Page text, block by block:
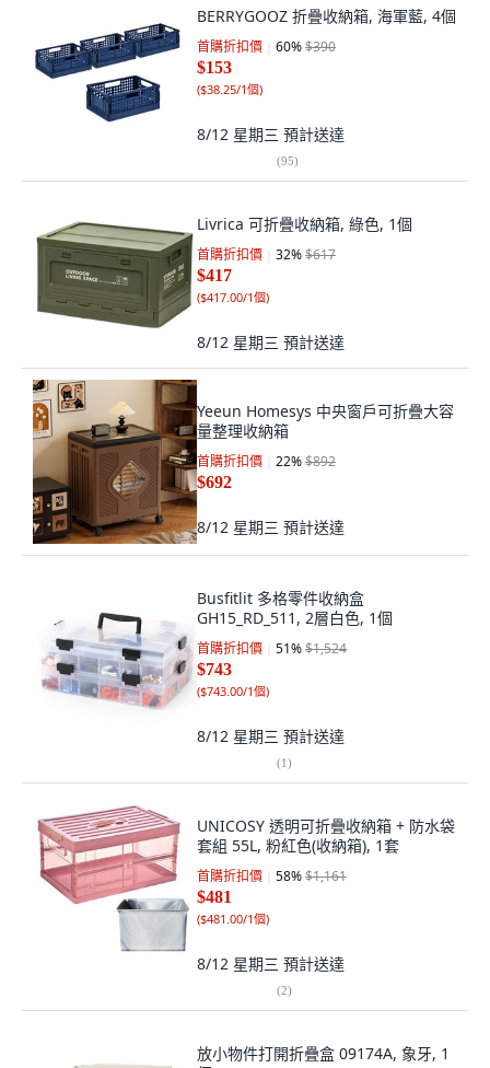
BERRYGOOZ 折疊收納箱, 海軍藍, 4個
首購折扣價 60%$390
$153
($38.25/1個)
8/12 星期三 預計送達
(95)
Livrica 可折疊收納箱, 綠色, 1個
首購折扣價 32%$617
$417
($417.00/1個)
8/12 星期三 預計送達
Yeeun Homesys 中央窗戶可折疊大容
量整理收納箱
首購折扣價 22%$892
$692
8/12 星期三 預計送達
Busfitlit 多格零件收納盒
GH15_RD_511, 2層白色, 1個
首購折扣價 51%$1,524
$743
($743.00/1個)
8/12 星期三 預計送達
(1)
UNICOSY 透明可折疊收納箱 + 防水袋
套組 55L, 粉紅色(收納箱), 1套
首購折扣價 58%$1,161
$481
($481.00/1個)
8/12 星期三 預計送達
(2)
放小物件打開折疊盒 09174A, 象牙, 1